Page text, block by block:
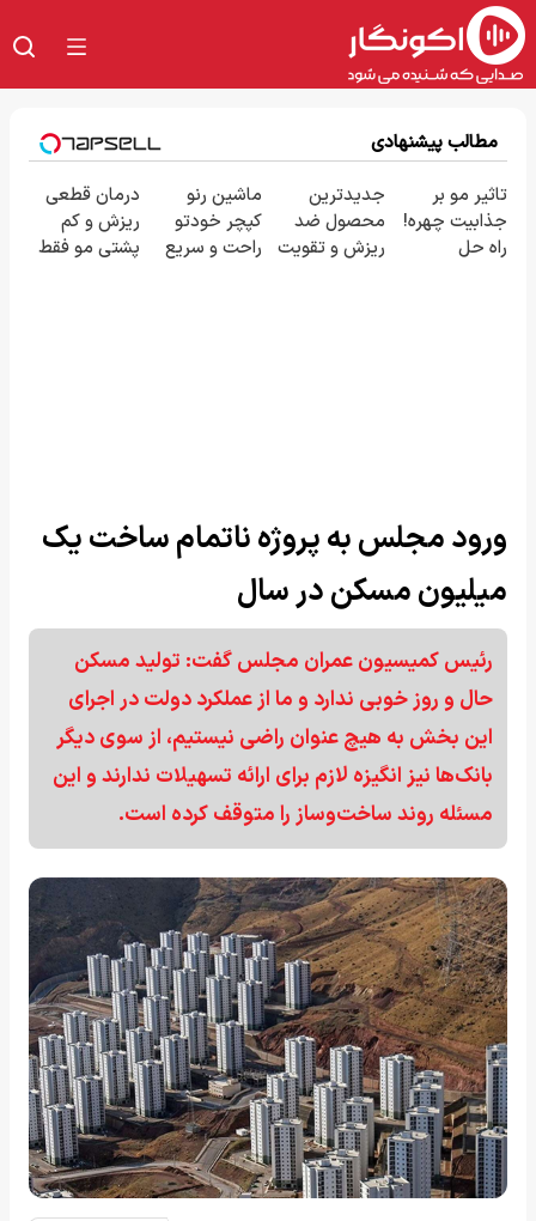
مطالب پیشنهادی
تاثیر مو بر
جذابیت چهره!
راه حل
جدیدترین
محصول ضد
ریزش و تقویت
ماشین رنو
کپچر خودتو
راحت و سریع
درمان قطعی
ریزش و کم
پشتی مو فقط
ورود مجلس به پروژه ناتمام ساخت یک
میلیون مسکن در سال
رئیس کمیسیون عمران مجلس گفت: تولید مسکن
حال و روز خوبی ندارد و ما از عملکرد دولت در اجرای
این بخش به هیچ عنوان راضی نیستیم، از سوی دیگر
بانک‌ها نیز انگیزه لازم برای ارائه تسهیلات ندارند و این
مسئله روند ساخت‌وساز را متوقف کرده است.